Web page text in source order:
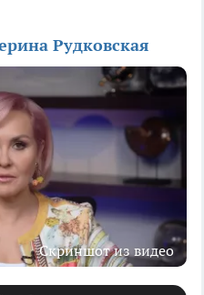
Рудковская
Скриншот из видео